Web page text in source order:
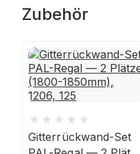
Zubehör
Gitterrückwand-Set